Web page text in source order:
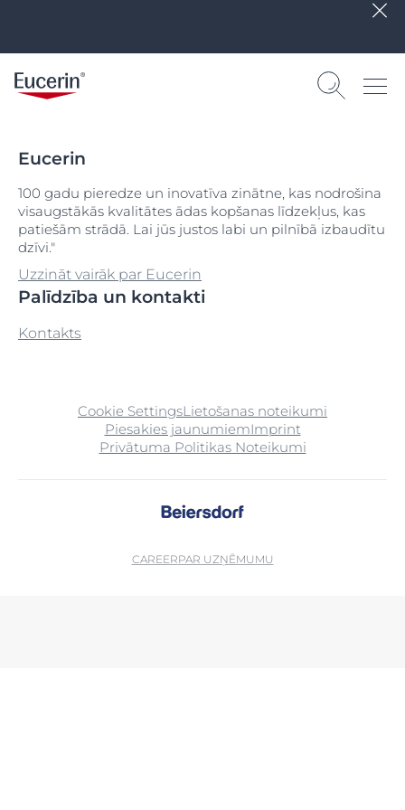
Eucerin
100 gadu pieredze un inovatīva zinātne, kas nodrošina
visaugstākās kvalitātes ādas kopšanas līdzekļus, kas
patiešām strādā. Lai jūs justos labi un pilnībā izbaudītu
dzīvi."
Uzzināt vairāk par Eucerin
Palīdzība un kontakti
Kontakts
Cookie SettingsLietošanas noteikumi
Piesakies jaunumiemImprint
Privātuma Politikas Noteikumi
CAREERPAR UZŅĒMUMU